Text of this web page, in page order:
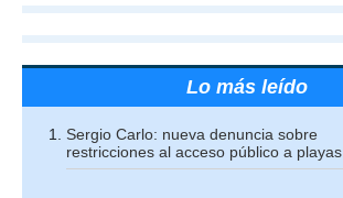
Lo más leído
Sergio Carlo: nueva denuncia sobre
restricciones al acceso público a playas